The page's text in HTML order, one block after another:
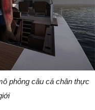
phỏng câu cá chân thực